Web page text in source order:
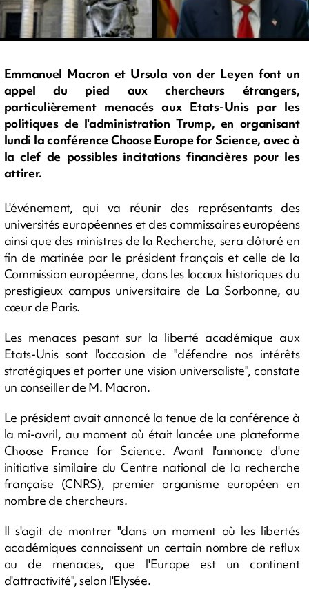
Emmanuel Macron et Ursula von der Leyen font un
appel du pied aux chercheurs étrangers,
particulièrement menacés aux Etats-Unis par les
politiques de l'administration Trump, en organisant
lundi la conférence Choose Europe for Science, avec à
la clef de possibles incitations financières pour les
attirer.
L'événement, qui va réunir des représentants des
universités européennes et des commissaires européens
ainsi que des ministres de la Recherche, sera clôturé en
fin de matinée par le président français et celle de la
Commission européenne, dans les locaux historiques du
prestigieux campus universitaire de La Sorbonne, au
cœur de Paris.
Les menaces pesant sur la liberté académique aux
Etats-Unis sont l'occasion de "défendre nos intérêts
stratégiques et porter une vision universaliste", constate
un conseiller de M. Macron.
Le président avait annoncé la tenue de la conférence à
la mi-avril, au moment où était lancée une plateforme
Choose France for Science. Avant l'annonce d'une
initiative similaire du Centre national de la recherche
française (CNRS), premier organisme européen en
nombre de chercheurs.
Il s'agit de montrer "dans un moment où les libertés
académiques connaissent un certain nombre de reflux
ou de menaces, que l'Europe est un continent
d'attractivité", selon l'Elysée.